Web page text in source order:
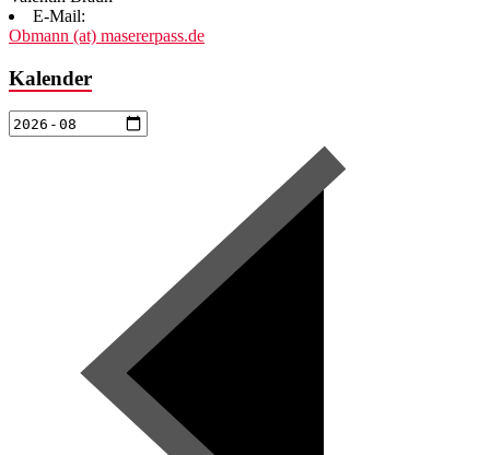
E-Mail:
Obmann (at) masererpass.de
Kalender